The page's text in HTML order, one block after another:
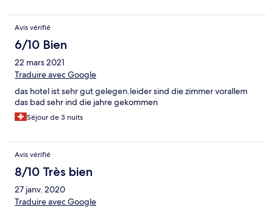
Avis vérifié
6/10 Bien
22 mars 2021
Traduire avec Google
das hotel ist sehr gut gelegen.leider sind die zimmer vorallem
das bad sehr ind die jahre gekommen
Séjour de 3 nuits
Avis vérifié
8/10 Très bien
27 janv. 2020
Traduire avec Google